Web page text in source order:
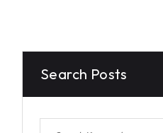
Search Posts